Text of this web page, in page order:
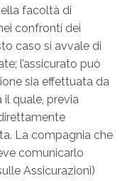
facoltà di
confronti dei
caso si avvale di
l’assicurato può
sia effettuata da
quale, previa
La compagnia che
comunicarlo
Assicurazioni)